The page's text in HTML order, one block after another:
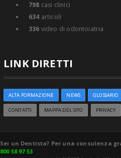
798 casi clinici
634 articoli
336 video di odontoiatria
LINK DIRETTI
ALTA FORMAZIONE NEWS GLOSSARIO
CONTATTI MAPPA DEL SITO PRIVACY
Sei un Dentista? Per una consulenza
800 58 97 53